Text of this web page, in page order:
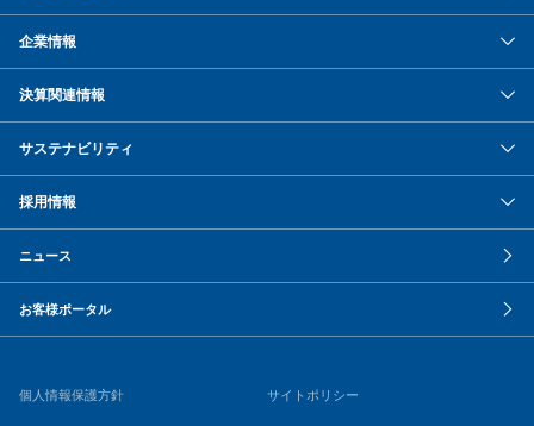
企業情報
決算関連情報
サステナビリティ
採用情報
ニュース
お客様ポータル
個人情報保護方針 サイトポリシー